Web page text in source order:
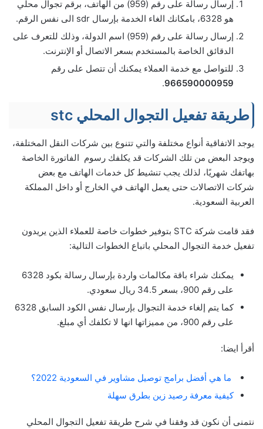
إرسال رسالة على رقم (959) من الهاتف، برقم تجوال محلي
هو 6328، بامكانك الغاء الخدمة بإرسال sdr الى نفس الرقم.
إرسال رسالة على رقم (959) اسم الدولة، وذلك للتعرف على
الدقائق الخاصة بالمستخدم بسعر الاتصال أو الإنترنت.
للتواصل مع خدمة العملاء يمكنك أن تتصل على رقم
966590000959
.
طريقة تفعيل التجوال المحلي stc
يوجد الاتفاقية أنواع مختلفة والتي تتنوع بين شركات النقل المختلفة،
ويوجد البعض من تلك الشركات قد يكلفك رسوم الفاتورة الخاصة
بهاتفك شهريًا، لذلك يجب تنشيط كل خدمات الهاتف مع بعض
شركات الاتصالات حتى يعمل الهاتف في الخارج أو داخل المملكة
العربية السعودية.
فقد قامت شركة STC بتوفير خطوات خاصة للعملاء الذين يريدون
تفعيل خدمة التجوال المحلي باتباع الخطوات التالية:
يمكنك شراء باقة مكالمات واردة بإرسال رسالة بكود 6328
على رقم 900، بسعر 34.5 ريال سعودي.
كما يتم إلغاء خدمة التجوال بإرسال نفس الكود السابق 6328
على رقم 900، من مميزاتها انها لا تكلفك أي مبلغ.
أقرأ ايضا:
ما هي أفضل برامج توصيل مشاوير في السعودية 2022؟
كيفية معرفة رصيد زين بطرق سهلة
نتمنى أن نكون قد وفقنا في شرح طريقة تفعيل التجوال المحلي